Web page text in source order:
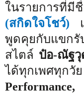
ในรายการที่มี
(สกิดใจโชว์)
พูดคุยกับแขกรั
สไตล์ ป๋อ-ณัฐ
ได้ทุกเพศทุกวั